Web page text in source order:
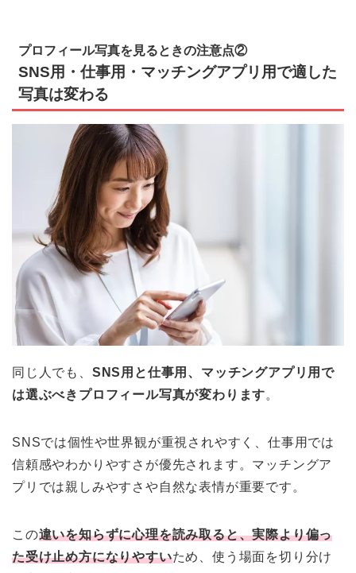
プロフィール写真を見るときの注意点②
SNS用・仕事用・マッチングアプリ用で適した
写真は変わる
同じ人でも、 SNS用と仕事用、マッチングアプリ用で
は選ぶべきプロフィール写真が変わります。
SNSでは個性や世界観が重視されやすく、仕事用では
信頼感やわかりやすさが優先されます。マッチングア
プリでは親しみやすさや自然な表情が重要です。
この違いを知らずに心理を読み取ると、実際より偏っ
た受け止め方になりやすいため、使う場面を切り分け